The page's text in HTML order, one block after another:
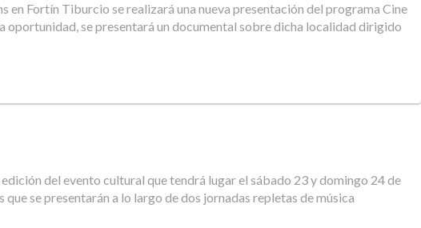
Fortín Tiburcio se realizará una nueva presentación del programa Cine
oportunidad, se presentará un documental sobre dicha localidad dirigido
del evento cultural que tendrá lugar el sábado 23 y domingo 24 de
se presentarán a lo largo de dos jornadas repletas de música